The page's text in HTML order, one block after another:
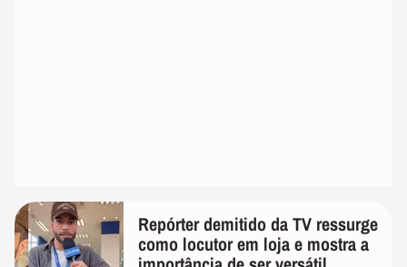
Repórter demitido da TV ressurge
como locutor em loja e mostra a